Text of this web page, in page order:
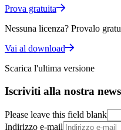
Prova gratuita
Nessuna licenza? Provalo
Vai al download
Scarica l'ultima versione
Iscriviti alla nostra
Please leave this field blank
Indirizzo e-mail